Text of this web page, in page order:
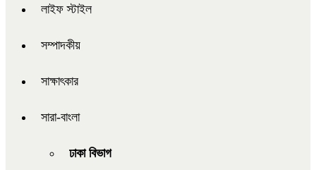
লাইফ স্টাইল
সম্পাদকীয়
সাক্ষাৎকার
সারা-বাংলা
ঢাকা বিভাগ